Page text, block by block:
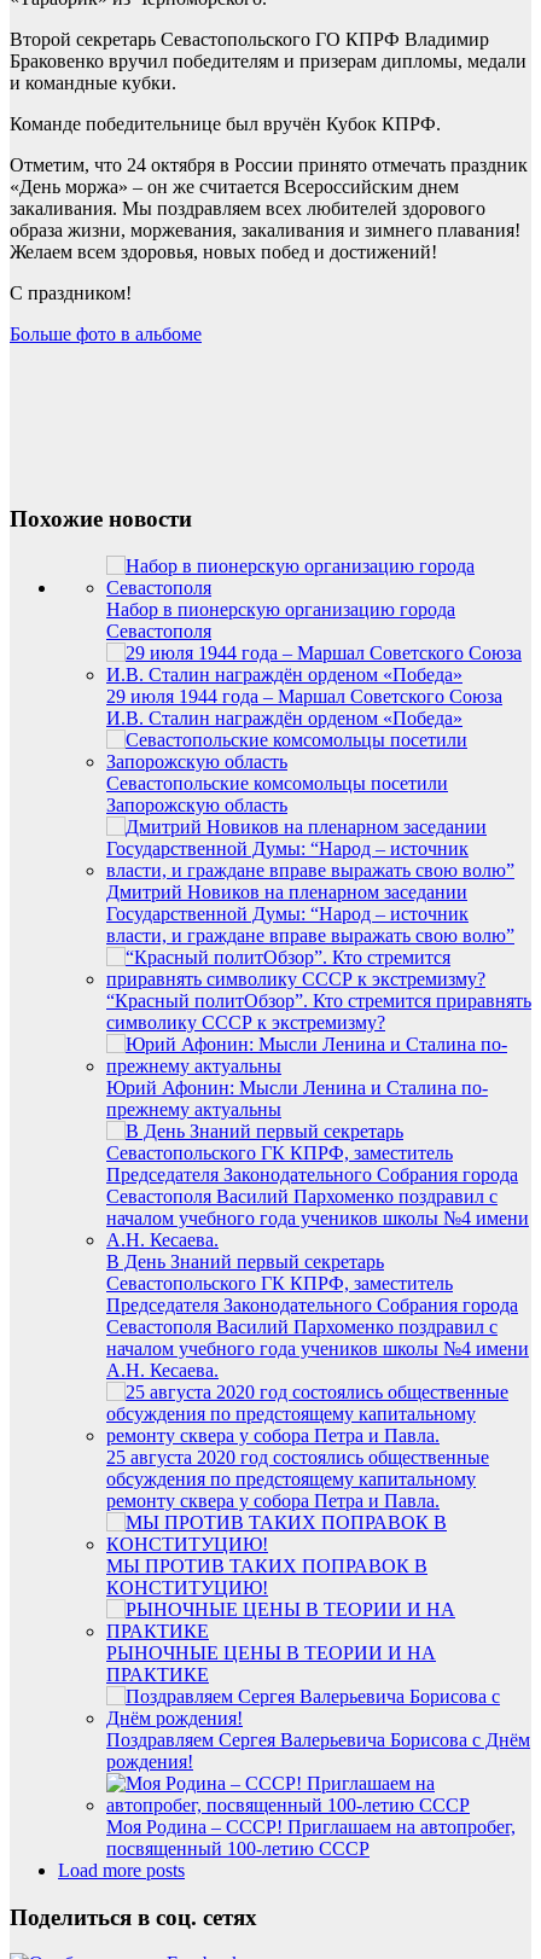
Второй секретарь Севастопольского ГО КПРФ Владимир
Браковенко вручил победителям и призерам дипломы, медали
и командные кубки.
Команде победительнице был вручён Кубок КПРФ.
Отметим, что 24 октября в России принято отмечать праздник
«День моржа» – он же считается Всероссийским днем
закаливания. Мы поздравляем всех любителей здорового
образа жизни, моржевания, закаливания и зимнего плавания!
Желаем всем здоровья, новых побед и достижений!
С праздником!
Больше фото в альбоме
Похожие новости
Набор в пионерскую организацию города
Севастополя
29 июля 1944 года – Маршал Советского Союза
И.В. Сталин награждён орденом «Победа»
Севастопольские комсомольцы посетили
Запорожскую область
Дмитрий Новиков на пленарном заседании
Государственной Думы: “Народ – источник
власти, и граждане вправе выражать свою волю”
“Красный политОбзор”. Кто стремится приравнять
символику СССР к экстремизму?
Юрий Афонин: Мысли Ленина и Сталина по-
прежнему актуальны
В День Знаний первый секретарь
Севастопольского ГК КПРФ, заместитель
Председателя Законодательного Собрания города
Севастополя Василий Пархоменко поздравил с
началом учебного года учеников школы №4 имени
А.Н. Кесаева.
25 августа 2020 год состоялись общественные
обсуждения по предстоящему капитальному
ремонту сквера у собора Петра и Павла.
МЫ ПРОТИВ ТАКИХ ПОПРАВОК В
КОНСТИТУЦИЮ!
РЫНОЧНЫЕ ЦЕНЫ В ТЕОРИИ И НА
ПРАКТИКЕ
Поздравляем Сергея Валерьевича Борисова с Днём
рождения!
Моя Родина – СССР! Приглашаем на автопробег,
посвященный 100-летию СССР
Load more posts
Поделиться в соц. сетях